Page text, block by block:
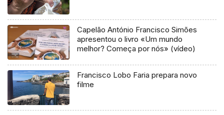
Capelão António Francisco Simões
apresentou o livro «Um mundo
melhor? Começa por nós» (vídeo)
Francisco Lobo Faria prepara novo
filme